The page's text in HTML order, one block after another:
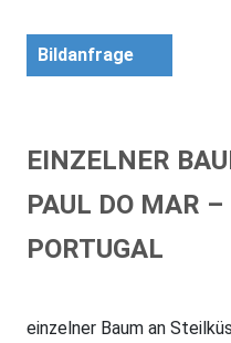
Bildanfrage
EINZELNER
PAUL DO MAR
PORTUGAL
einzelner Baum an